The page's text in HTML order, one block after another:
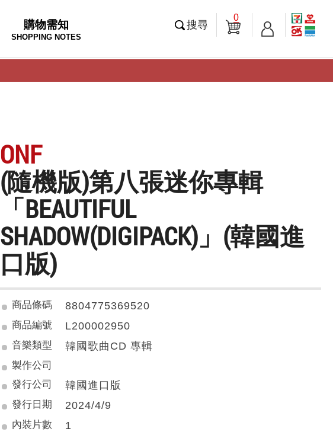
購物需知
SHOPPING NOTES
搜尋
0
ONF
(隨機版)第八張迷你專輯
「BEAUTIFUL
SHADOW(DIGIPACK)」(韓國進
口版)
商品條碼 8804775369520
商品編號 L200002950
音樂類型 韓國歌曲CD 專輯
製作公司
發行公司
韓國進口版
發行日期 2024/4/9
內裝片數 1